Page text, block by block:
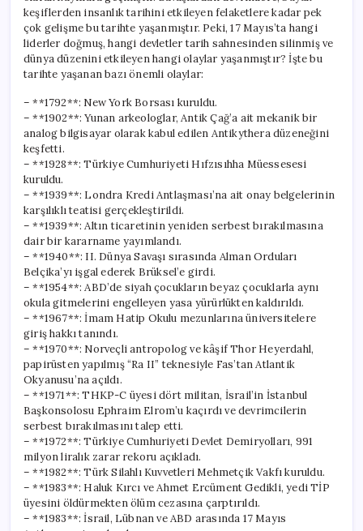
Doğumlar
için
keşiflerden insanlık tarihini etkileyen felaketlere kadar pek
çok gelişme bu tarihte yaşanmıştır. Peki, 17 Mayıs’ta hangi
liderler doğmuş, hangi devletler tarih sahnesinden silinmiş ve
dünya düzenini etkileyen hangi olaylar yaşanmıştır? İşte bu
tarihte yaşanan bazı önemli olaylar:
– **1792**: New York Borsası kuruldu.
– **1902**: Yunan arkeologlar, Antik Çağ’a ait mekanik bir
analog bilgisayar olarak kabul edilen Antikythera düzeneğini
keşfetti.
– **1928**: Türkiye Cumhuriyeti Hıfzısıhha Müessesesi
kuruldu.
– **1939**: Londra Kredi Antlaşması’na ait onay belgelerinin
karşılıklı teatisi gerçekleştirildi.
– **1939**: Altın ticaretinin yeniden serbest bırakılmasına
dair bir kararname yayımlandı.
– **1940**: II. Dünya Savaşı sırasında Alman Orduları
Belçika’yı işgal ederek Brüksel’e girdi.
– **1954**: ABD’de siyah çocukların beyaz çocuklarla aynı
okula gitmelerini engelleyen yasa yürürlükten kaldırıldı.
– **1967**: İmam Hatip Okulu mezunlarına üniversitelere
giriş hakkı tanındı.
– **1970**: Norveçli antropolog ve kâşif Thor Heyerdahl,
papirüsten yapılmış “Ra II” teknesiyle Fas’tan Atlantik
Okyanusu’na açıldı.
– **1971**: THKP-C üyesi dört militan, İsrail’in İstanbul
Başkonsolosu Ephraim Elrom’u kaçırdı ve devrimcilerin
serbest bırakılmasını talep etti.
– **1972**: Türkiye Cumhuriyeti Devlet Demiryolları, 991
milyon liralık zarar rekoru açıkladı.
– **1982**: Türk Silahlı Kuvvetleri Mehmetçik Vakfı kuruldu.
– **1983**: Haluk Kırcı ve Ahmet Ercüment Gedikli, yedi TİP
üyesini öldürmekten ölüm cezasına çarptırıldı.
– **1983**: İsrail, Lübnan ve ABD arasında 17 Mayıs